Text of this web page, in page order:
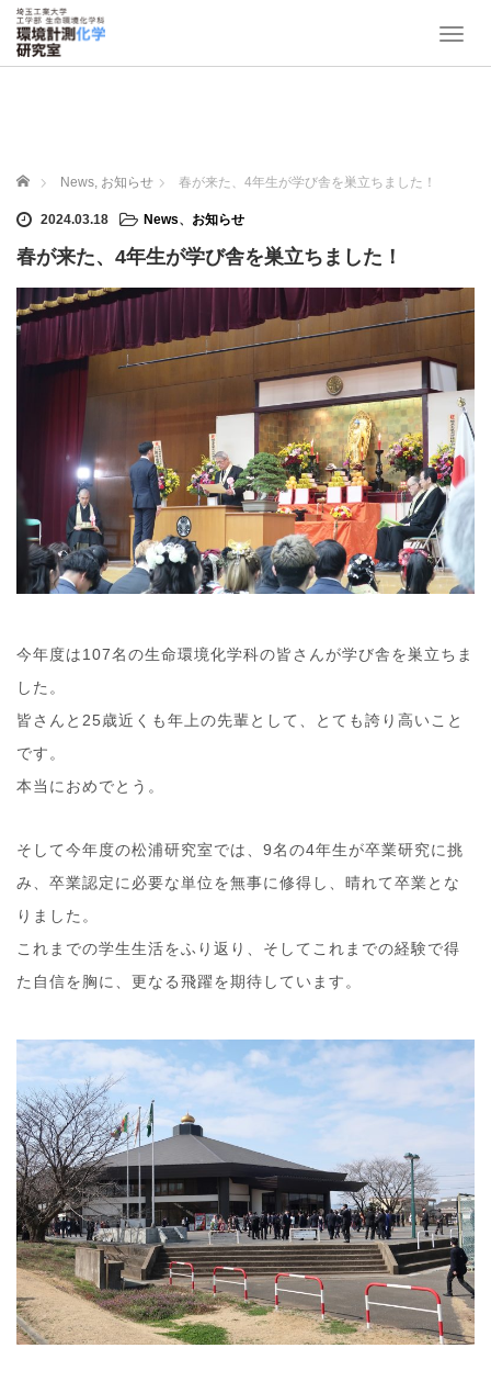
T
i
n
ホーム News, お知らせ 春が来た、4年生が学び舎を巣立ちました！
2024.03.18 News、 お知らせ
春が来た、4年生が学び舎を巣立ちました！
今年度は107名の生命環境化学科の皆さんが学び舎を巣立ちま
した。
皆さんと25歳近くも年上の先輩として、とても誇り高いこと
です。
本当におめでとう。
そして今年度の松浦研究室では、9名の4年生が卒業研究に挑
み、卒業認定に必要な単位を無事に修得し、晴れて卒業とな
りました。
これまでの学生生活をふり返り、そしてこれまでの経験で得
た自信を胸に、更なる飛躍を期待しています。